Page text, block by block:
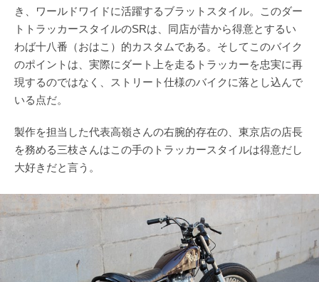
き、ワールドワイドに活躍するブラットスタイル。このダー
トトラッカースタイルのSRは、同店が昔から得意とするい
わば十八番（おはこ）的カスタムである。そしてこのバイク
のポイントは、実際にダート上を走るトラッカーを忠実に再
現するのではなく、ストリート仕様のバイクに落とし込んで
いる点だ。
製作を担当した代表高嶺さんの右腕的存在の、東京店の店長
を務める三枝さんはこの手のトラッカースタイルは得意だし
大好きだと言う。